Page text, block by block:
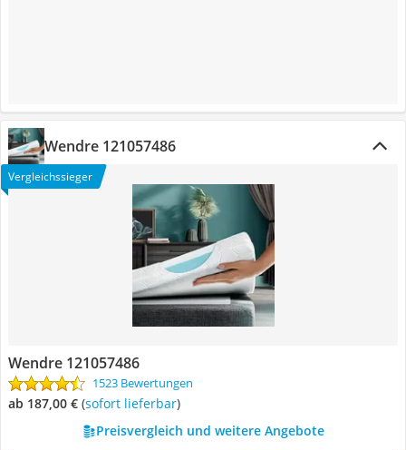
Wendre 121057486
Vergleichssieger
Wendre 121057486
1523 Bewertungen
ab 187,00 € ( Sofort lieferbar)
Preisvergleich und weitere Angebote